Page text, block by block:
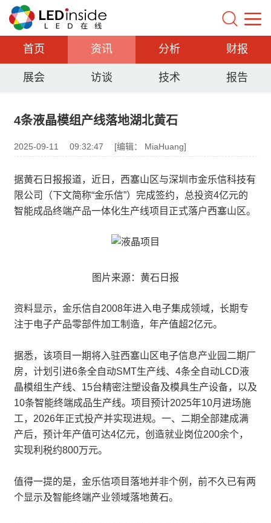
首页 资讯 分析 财报
展会 访谈 技术 报告
4条液晶模组产线落地湖北黄石
2025-09-11 09:32:47 [编辑： MiaHuang]
据黄石日报报道，近日，西塞山区与深圳市金乐信科技有
限公司（下文简称“金乐信”）完成签约，总投资4亿元的
智能成品终端产品一体化生产线项目正式落户西塞山区。
图片来源：黄石日报
资料显示，金乐信自2008年进入电子集成领域，长期专
注于电子产品零部件加工制造，年产值超2亿元。
据悉，该项目一期将入驻西塞山区电子信息产业园二期厂
房，计划引进6条全自动SMT生产线、4条全自动LCD液
晶模组生产线、15台精密注塑设备及模具生产设备，以及
10条智能终端成品生产线。项目预计2025年10月进场施
工，2026年正式投产并实现进规。一、二期全部建成满
产后，预计年产值可达4亿元，创造就业岗位200余个，
实现利税约800万元。
值得一提的是，金乐信项目落地并非个例，前不久已有两
个显示及智能终端产业领域落地黄石。